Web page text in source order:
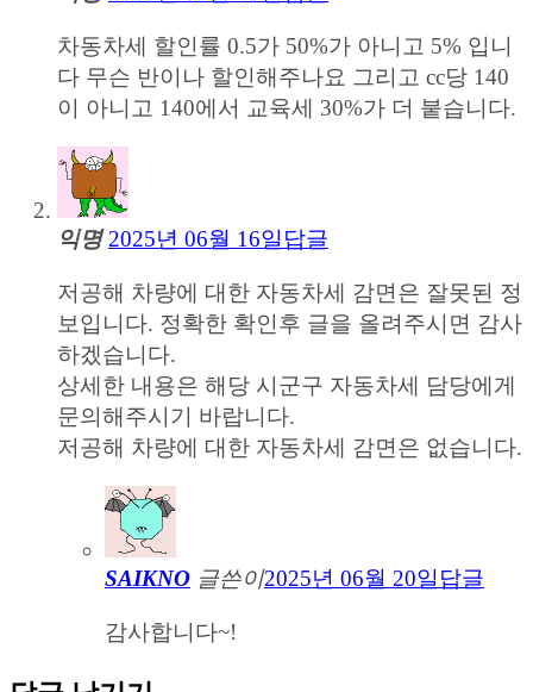
차동차세 할인률 0.5가 50%가 아니고 5% 입니
다 무슨 반이나 할인해주나요 그리고 cc당 140
이 아니고 140에서 교육세 30%가 더 붙습니다.
익명 2025년 06월 16일 답글
저공해 차량에 대한 자동차세 감면은 잘못된 정
보입니다. 정확한 확인후 글을 올려주시면 감사
하겠습니다.
상세한 내용은 해당 시군구 자동차세 담당에게
문의해주시기 바랍니다.
저공해 차량에 대한 자동차세 감면은 없습니다.
SAIKNO 글쓴이2025년 06월 20일 답글
감사합니다~!